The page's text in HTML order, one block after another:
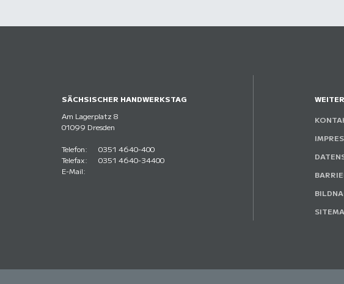
SÄCHSISCHER HANDWERKSTAG
Am Lagerplatz 8
01099 Dresden
Telefon:
0351 4640-400
Telefax:
0351 4640-34400
E-Mail: